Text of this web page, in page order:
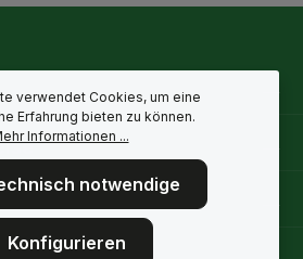
verwendet Cookies, um eine
Erfahrung bieten zu können.
Informationen ...
notwendige
Konfigurieren